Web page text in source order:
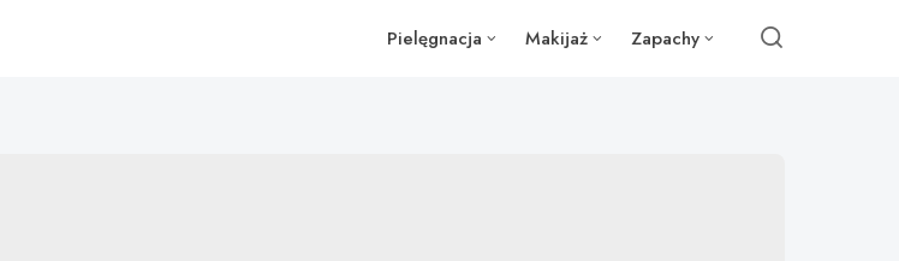
Pielęgnacja Makijaż Zapachy